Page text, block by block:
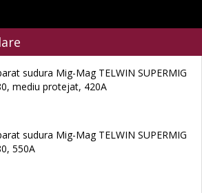
sudura Mig-Mag TELWIN SUPERMIG
mediu protejat, 420A
sudura Mig-Mag TELWIN SUPERMIG
550A